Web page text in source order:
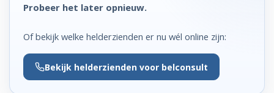
Probeer het later opnieuw.
Of bekijk welke helderzienden er nu wél online zijn:
Bekijk helderzienden voor belconsult